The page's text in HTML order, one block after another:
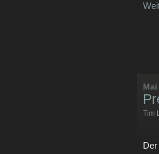
Tim